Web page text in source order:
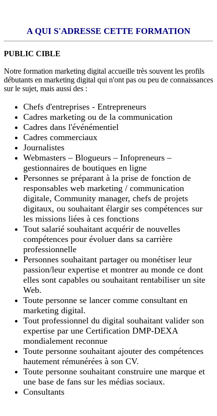
A QUI S'ADRESSE CETTE FORMATION
PUBLIC CIBLE
Notre formation marketing digital accueille très souvent les profils
débutants en marketing digital qui n'ont pas ou peu de connaissances
sur le sujet, mais aussi des :
Chefs d'entreprises - Entrepreneurs
Cadres marketing ou de la communication
Cadres dans l'événémentiel
Cadres commerciaux
Journalistes
Webmasters – Blogueurs – Infopreneurs –
gestionnaires de boutiques en ligne
Personnes se préparant à la prise de fonction de
responsables web marketing / communication
digitale, Community manager, chefs de projets
digitaux, ou souhaitant élargir ses compétences sur
les missions liées à ces fonctions
Tout salarié souhaitant acquérir de nouvelles
compétences pour évoluer dans sa carrière
professionnelle
Personnes souhaitant partager ou monétiser leur
passion/leur expertise et montrer au monde ce dont
elles sont capables ou souhaitant rentabiliser un site
Web.
Toute personne se lancer comme consultant en
marketing digital.
Tout professionnel du digital souhaitant valider son
expertise par une Certification DMP-DEXA
mondialement reconnue
Toute personne souhaitant ajouter des compétences
hautement rémunérées à son CV.
Toute personne souhaitant construire une marque et
une base de fans sur les médias sociaux.
Consultants